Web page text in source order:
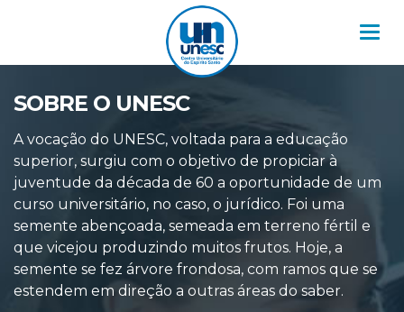
SOBRE O UNESC
A vocação do UNESC, voltada para a educação
superior, surgiu com o objetivo de propiciar à
juventude da década de 60 a oportunidade de um
curso universitário, no caso, o jurídico. Foi uma
semente abençoada, semeada em terreno fértil e
que vicejou produzindo muitos frutos. Hoje, a
semente se fez árvore frondosa, com ramos que se
estendem em direção a outras áreas do saber.